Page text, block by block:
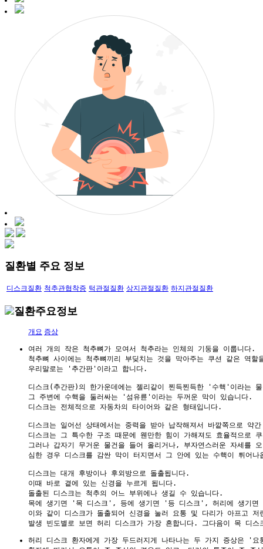
질환별 주요 정보
디스크질환 척추관협착증 턱관절질환 상지관절질환 하지관절질환
질환주요정보
개요 증상
여러 개의 작은 척추뼈가 모여서 척추라는 인체의 기둥을 이룹니다.
척추뼈 사이에는 척추뼈끼리 부딪치는 것을 막아주는 쿠션 같은
우리말로는 '추간판'이라고 합니다.
디스크(추간판)의 한가운데에는 젤리같이 찐득찐득한 '수핵'이라는
그 주변에 수핵을 둘러싸는 '섬유륜'이라는 두꺼운 막이 있습니다.
디스크는 전체적으로 자동차의 타이어와 같은 형태입니다.
디스크는 일어선 상태에서는 중력을 받아 납작해져서 바깥쪽으로 약
디스크는 그 특수한 구조 때문에 웬만한 힘이 가해져도 효율적으로
그러나 갑자기 무거운 물건을 들어 올리거나, 부자연스러운 자세를
심한 경우 디스크를 감싼 막이 터지면서 그 안에 있는 수핵이 튀어나
디스크는 대개 후방이나 후외방으로 돌출됩니다.
이때 바로 곁에 있는 신경을 누르게 됩니다.
돌출된 디스크는 척추의 어느 부위에나 생길 수 있습니다.
목에 생기면 '목 디스크', 등에 생기면 '등 디스크', 허리에 생기
이와 같이 디스크가 돌출되어 신경을 눌러 요통 및 다리가 아프고
허리 디스크 환자에게 가장 두드러지게 나타나는 두 가지 증상은 '